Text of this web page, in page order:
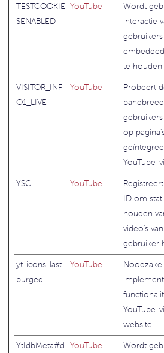
TESTCOOKIE
SENABLED
YouTube
Wordt
interactie
te houden.
VISITOR_INF
O1_LIVE
YouTube
Probeert
op
YouTube-
YSC YouTube
ID om
houden
video's
gebruiker
yt-icons-last-
purged
YouTube
YouTube-
website.
YtIdbMeta#d YouTube
Wordt